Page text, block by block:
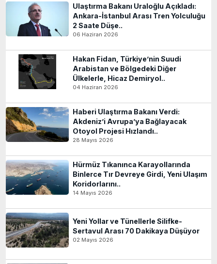
Ulaştırma Bakanı Uraloğlu Açıkladı:
Ankara-İstanbul Arası Tren Yolculuğu
2 Saate Düşe..
06 Haziran 2026
Hakan Fidan, Türkiye’nin Suudi
Arabistan ve Bölgedeki Diğer
Ülkelerle, Hicaz Demiryol..
04 Haziran 2026
Haberi Ulaştırma Bakanı Verdi:
Akdeniz’i Avrupa’ya Bağlayacak
Otoyol Projesi Hızlandı..
28 Mayıs 2026
Hürmüz Tıkanınca Karayollarında
Binlerce Tır Devreye Girdi, Yeni Ulaşım
Koridorlarını..
14 Mayıs 2026
Yeni Yollar ve Tünellerle Silifke-
Sertavul Arası 70 Dakikaya Düşüyor
02 Mayıs 2026